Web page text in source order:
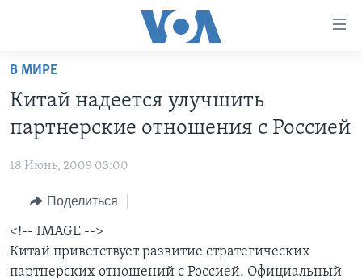
Перейти
основной
контент
Перейти
навигации
Перейти
поиск
НОВОСТИ ЗА МИНУТУ
ИТОГИ
ПОЧЕМУ ЭТО ВАЖНО?
ДИСКУССИЯ VOA
ПРОЕКТЫ
УЧИМ АНГЛИЙСКИЙ
НАША АМЕРИКАНСКАЯ ИСТОРИЯ
А КАК В АМЕРИКЕ?
АРТЕФАКТЫ
ЭКСПЕРТИЗА
ИНТЕРВЬЮ
ФАКТЫ ПРОТИВ ФЕЙКОВ
ЗА СВОБОДУ ПРЕССЫ
В МИРЕ
Китай надеется улучшить
партнерские отношения с Россией
18 Июнь, 2009 03:00
Поделиться
<!-- IMAGE -->
Китай приветствует развитие стратегических
партнерских отношений с Россией. Официальный